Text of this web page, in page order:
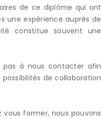
de ce diplôme qui ont
une expérience auprès de
constitue souvent une
pas à nous contacter afin
de collaboration
vous former, nous pouvons